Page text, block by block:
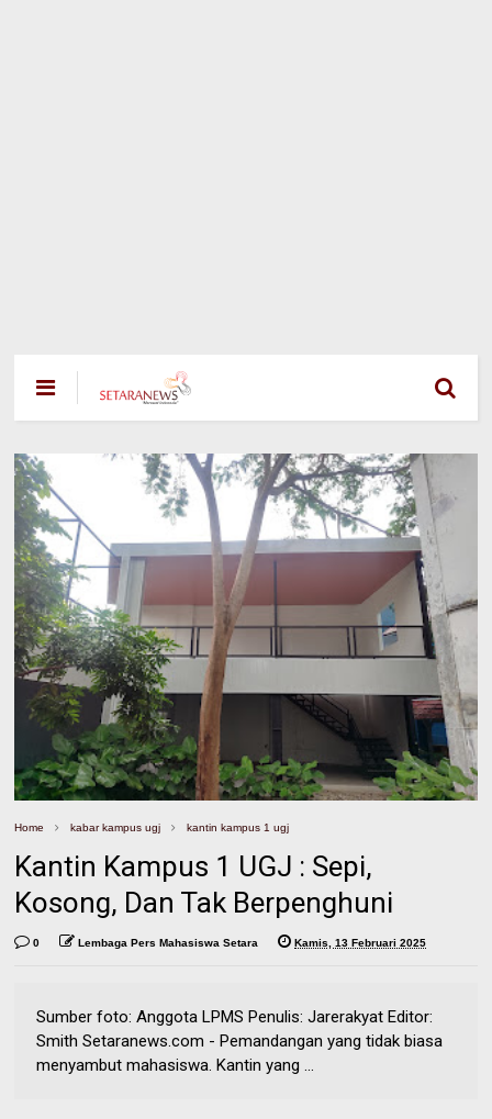
Home kabar kampus ugj kantin kampus 1 ugj
Kantin Kampus 1 UGJ : Sepi,
Kosong, Dan Tak Berpenghuni
0 Lembaga Pers Mahasiswa Setara Kamis, 13 Februari 2025
Sumber foto: Anggota LPMS Penulis: Jarerakyat Editor:
Smith Setaranews.com - Pemandangan yang tidak biasa
menyambut mahasiswa. Kantin yang ...